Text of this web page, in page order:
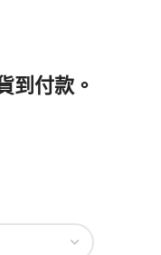
到付款。